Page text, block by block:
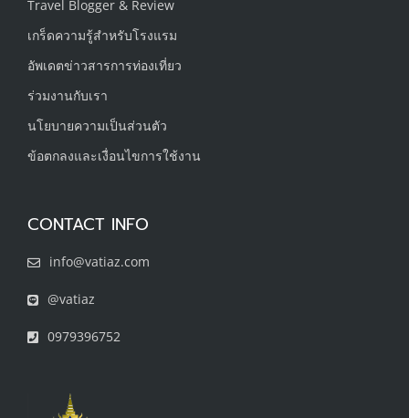
Travel Blogger & Review
เกร็ดความรู้สำหรับโรงแรม
อัพเดตข่าวสารการท่องเที่ยว
ร่วมงานกับเรา
นโยบายความเป็นส่วนตัว
ข้อตกลงและเงื่อนไขการใช้งาน
CONTACT INFO
info@vatiaz.com
@vatiaz
0979396752